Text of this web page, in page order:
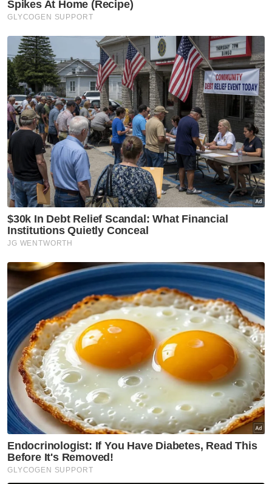
Minyak Dan Gas
Ketirisan Subsidi
Kelantan
Artikel Disyorkan
Semasa
Ismail Sabri dirawat di IJN,
ditetapkan
Semasa
Jenazah tiga anggota polis
maut renjatan elektrik akan
dibawa pulang ke kampung
halaman
Semasa
Penerbangan mencemaskan,
penumpang didakwa cuba
buka pintu kecemasan
Semasa
Pelajar kolej lemas ketika
mandi-manda bersama
sembilan rakan